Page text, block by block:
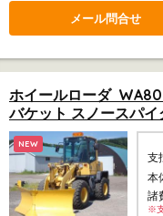
メール問合せ
ホイールローダ
バケット スノースパ
NEW
支
本
諸
※